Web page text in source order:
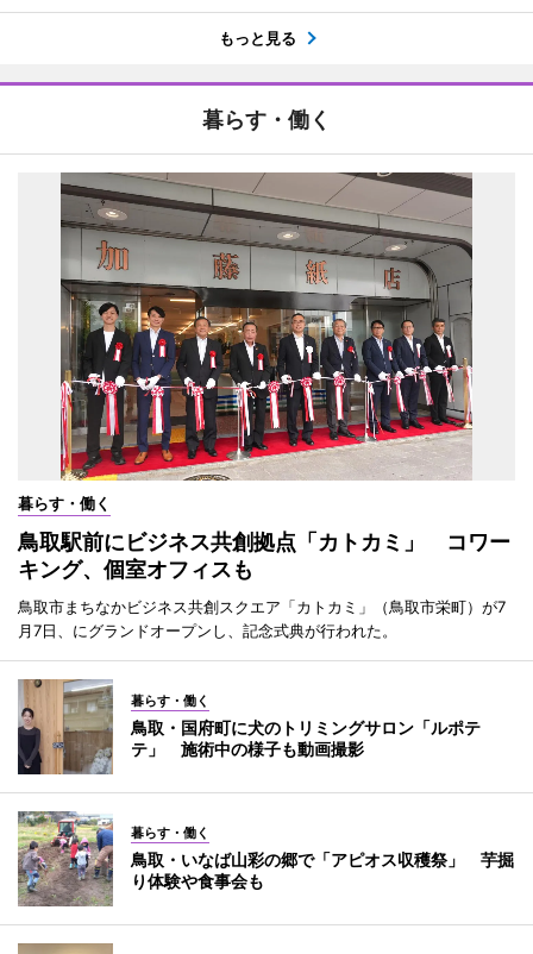
もっと見る
暮らす・働く
暮らす・働く
鳥取駅前にビジネス共創拠点「カトカミ」 コワー
キング、個室オフィスも
鳥取市まちなかビジネス共創スクエア「カトカミ」（鳥取市栄町）が7
月7日、にグランドオープンし、記念式典が行われた。
暮らす・働く
鳥取・国府町に犬のトリミングサロン「ルポテ
テ」 施術中の様子も動画撮影
暮らす・働く
鳥取・いなば山彩の郷で「アピオス収穫祭」 芋掘
り体験や食事会も